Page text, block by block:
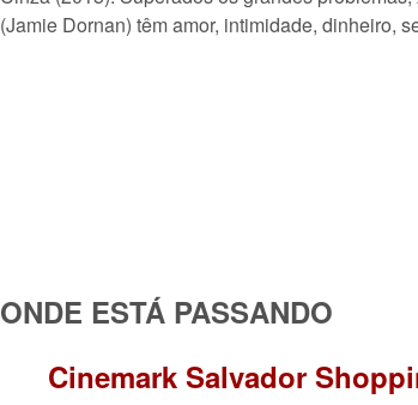
(Jamie Dornan) têm amor, intimidade, dinheiro,
ONDE ESTÁ PASSANDO
Cinemark Salvador